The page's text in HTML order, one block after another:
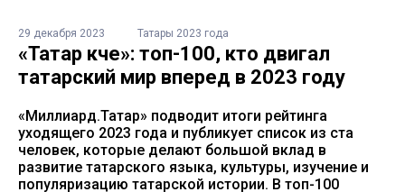
29 декабря 2023 Татары 2023 года
«Татар көче»: топ-100, кто двигал
татарский мир вперед в 2023 году
«Миллиард.Татар» подводит итоги рейтинга
уходящего 2023 года и публикует список из ста
человек, которые делают большой вклад в
развитие татарского языка, культуры, изучение и
популяризацию татарской истории. В топ-100